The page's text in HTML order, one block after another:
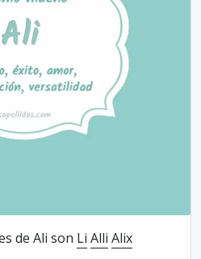
de Ali son Li Alli Alix